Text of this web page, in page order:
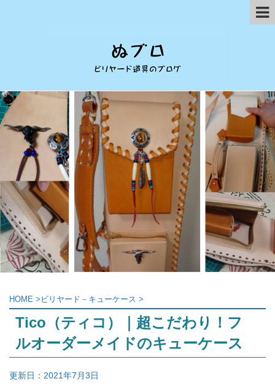
HOME > ビリヤード－キューケース >
Tico（ティコ）｜超こだわり！フ
ルオーダーメイドのキューケース
更新日： 2021年7月3日